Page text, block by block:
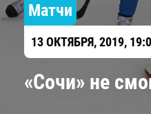
Матчи
13 ОКТЯБРЯ, 2019,
«Сочи» не